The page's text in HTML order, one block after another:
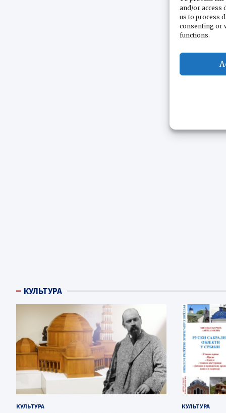
and/or access
us to process
consenting or
functions.
КУЛЬТУРА
КУЛЬТУРА КУЛЬТУРА